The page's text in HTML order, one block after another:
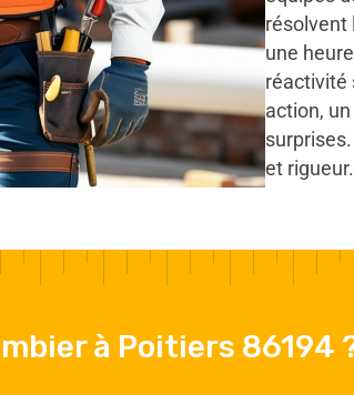
résolvent
une
réactivité
action,
et rigueur.
à Poitiers 86194